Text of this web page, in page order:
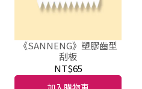
《SANNENG》塑膠齒型
刮板
NT$65